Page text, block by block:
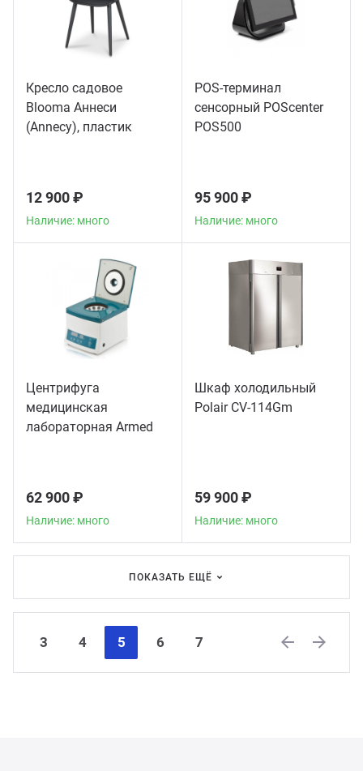
Кресло садовое
Blooma Аннеси
(Annecy), пластик
12 900 ₽
Наличие: много
POS-терминал
сенсорный POScenter
POS500
95 900 ₽
Наличие: много
Центрифуга
медицинская
лабораторная Armed
62 900 ₽
Наличие: много
Шкаф холодильный
Polair CV-114Gm
59 900 ₽
Наличие: много
ПОКАЗАТЬ ЕЩЁ
3 4 5 6
7